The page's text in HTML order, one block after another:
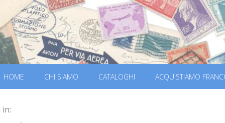
HOME CHI SIAMO CATALOGHI ACQUISTIAMO